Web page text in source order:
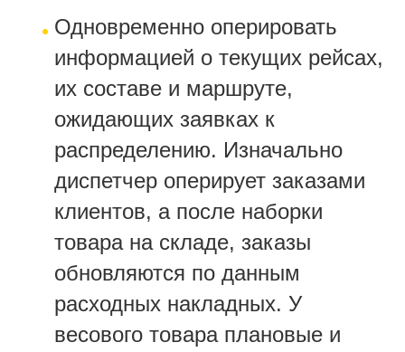
Одновременно оперировать
информацией о текущих рейсах,
их составе и маршруте,
ожидающих заявках к
распределению. Изначально
диспетчер оперирует заказами
клиентов, а после наборки
товара на складе, заказы
обновляются по данным
расходных накладных. У
весового товара плановые и